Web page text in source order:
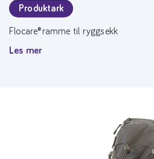
Produktark
Flocare®ramme til ryggsekk
Les mer